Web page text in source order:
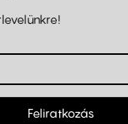
Feliratkozás